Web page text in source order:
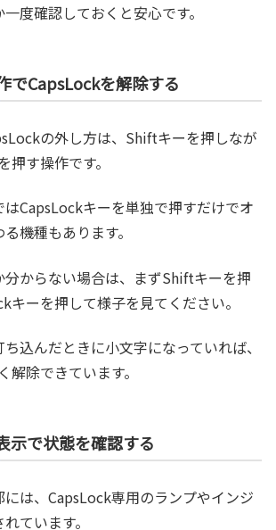
度確認しておくと安心です。
でCapsLockを解除する
の外し方は、Shiftキーを押しなが
押す操作です。
CapsLockキーを単独で押すだけでオ
機種もあります。
分からない場合は、まずShiftキーを押
キーを押して様子を見てください。
込んだときに小文字になっていれば、
解除できています。
示で状態を確認する
は、CapsLock専用のランプやインジ
ています。